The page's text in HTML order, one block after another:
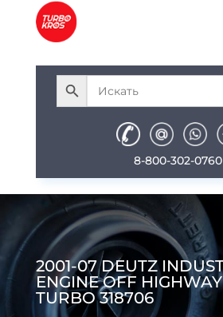
8-800-302-0760
2001-07 DEUTZ
ENGINE OFF
TURBO 318706